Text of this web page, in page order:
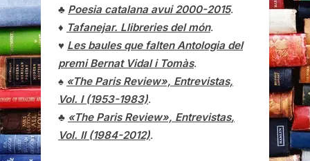
♣ Poesia catalana avui 2000-2015.
♦ Tafanejar. Llibreries del món.
♥ Les baules que falten Antologia del
premi Bernat Vidal i Tomàs.
♠ «The Paris Review», Entrevistas,
Vol. I (1953-1983).
♣ «The Paris Review», Entrevistas,
Vol. II (1984-2012).